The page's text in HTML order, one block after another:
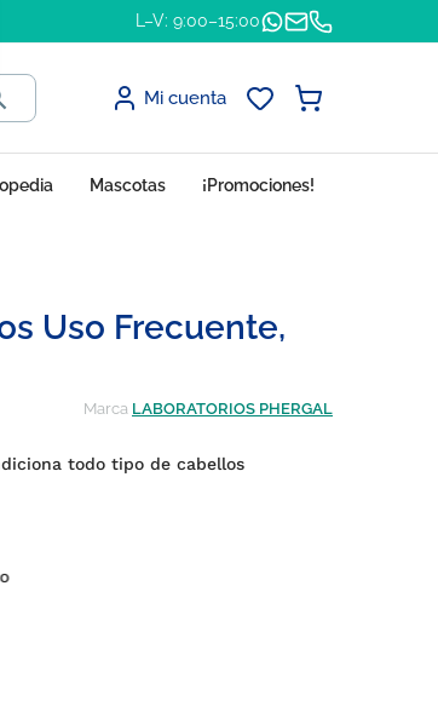
L–V: 9:00–15:00
Mi cuenta
Mascotas ¡Promociones!
Uso Frecuente,
Marca LABORATORIOS PHERGAL
todo tipo de cabellos